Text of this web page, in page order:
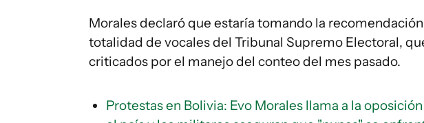
Morales declaró que estaría tomando la
totalidad de vocales del Tribunal Supremo Electoral,
criticados por el manejo del conteo del mes pasado.
Protestas en Bolivia: Evo Morales llama a la